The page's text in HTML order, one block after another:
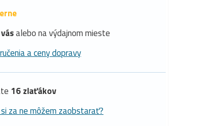
alebo na výdajnom mieste
a ceny dopravy
16 zlaťákov
za ne môžem zaobstarať?